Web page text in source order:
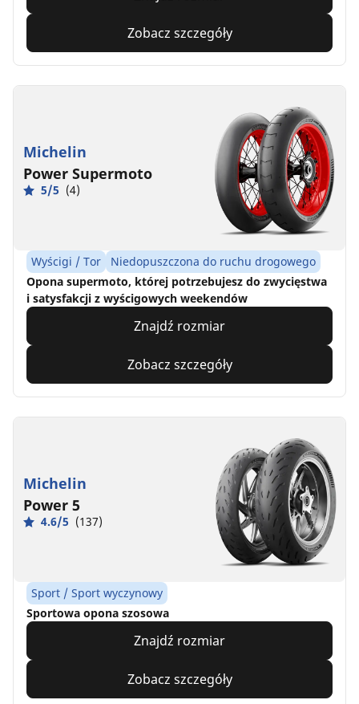
Zobacz szczegóły
Michelin
Power Supermoto
5/5 (4)
Wyścigi / Tor
Niedopuszczona do ruchu drogowego
Opona supermoto, której potrzebujesz do zwycięstwa
i satysfakcji z wyścigowych weekendów
Znajdź rozmiar
Zobacz szczegóły
Michelin
Power 5
4.6/5 (137)
Sport / Sport wyczynowy
Sportowa opona szosowa
Znajdź rozmiar
Zobacz szczegóły